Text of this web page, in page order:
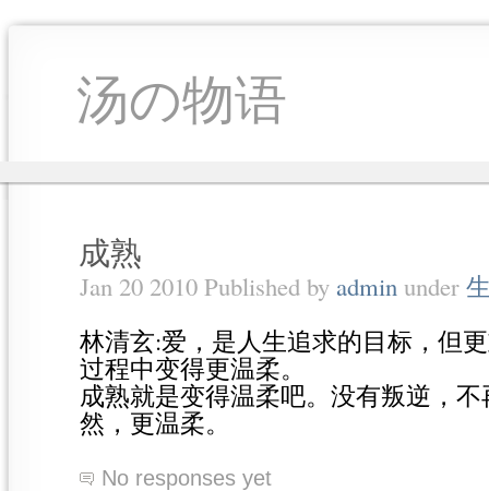
汤の物语
成熟
Jan 20 2010 Published by admin under
林清玄:爱，是人生追求的目标，但
过程中变得更温柔。
成熟就是变得温柔吧。没有叛逆，
然，更温柔。
No responses yet